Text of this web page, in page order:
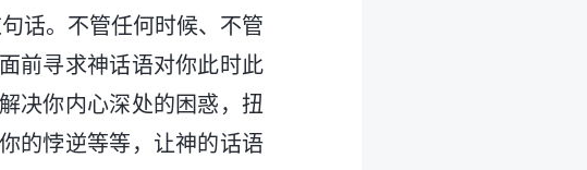
话。不管任何时候、不管
前寻求神话语对你此时此
决你内心深处的困惑，扭
的悖逆等等，让神的话语